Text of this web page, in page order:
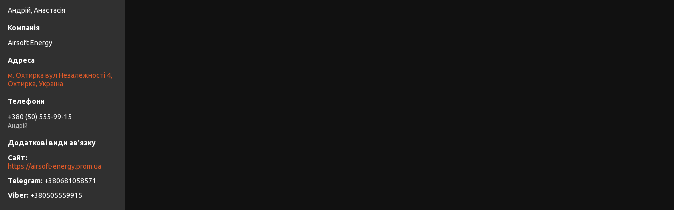
Андрій, Анастасія
Airsoft Energy
м. Охтирка вул Незалежності 4,
Охтирка, Україна
+380 (50) 555-99-15
Андрій
https://airsoft-energy.prom.ua
+380681058571
+380505559915